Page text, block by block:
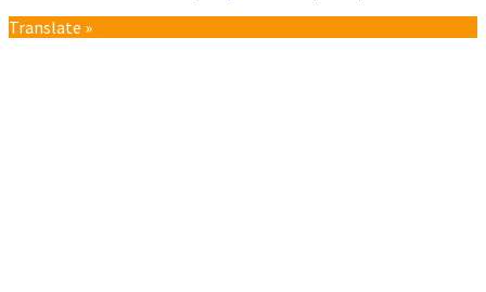
Návrat
Translate »